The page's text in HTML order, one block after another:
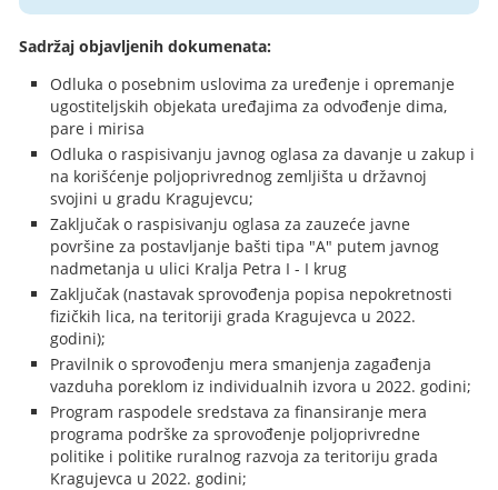
Sadržaj objavljenih dokumenata:
Odluka o posebnim uslovima za uređenje i opremanje
ugostiteljskih objekata uređajima za odvođenje dima,
pare i mirisa
Odluka o raspisivanju javnog oglasa za davanje u zakup i
na korišćenje poljoprivrednog zemljišta u državnoj
svojini u gradu Kragujevcu;
Zaključak o raspisivanju oglasa za zauzeće javne
površine za postavljanje bašti tipa "A" putem javnog
nadmetanja u ulici Kralja Petra I - I krug
Zaključak (nastavak sprovođenja popisa nepokretnosti
fizičkih lica, na teritoriji grada Kragujevca u 2022.
godini);
Pravilnik o sprovođenju mera smanjenja zagađenja
vazduha poreklom iz individualnih izvora u 2022. godini;
Program raspodele sredstava za finansiranje mera
programa podrške za sprovođenje poljoprivredne
politike i politike ruralnog razvoja za teritoriju grada
Kragujevca u 2022. godini;